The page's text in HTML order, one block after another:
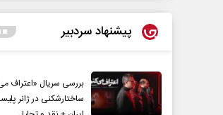
پیشنهاد سردبیر
بررسی سریال «اعتراف
ساختارشکنی در ژانر